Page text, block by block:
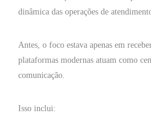
dinâmica das operações de
Antes, o foco estava apenas em
plataformas modernas atuam como
comunicação.
Isso inclui: